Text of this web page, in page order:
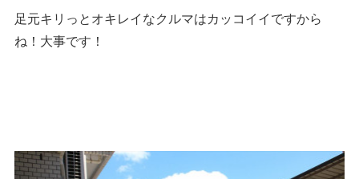
足元キリっとオキレイなクルマはカッコイイですから
ね！大事です！